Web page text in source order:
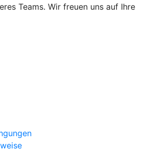
Teams. Wir freuen uns auf Ihre